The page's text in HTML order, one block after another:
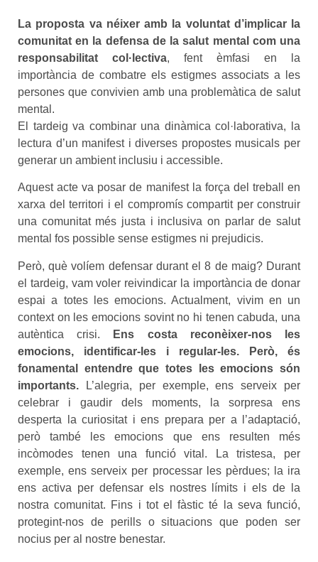
La proposta va néixer amb la voluntat d’implicar la
comunitat en la defensa de la salut mental com una
responsabilitat col·lectiva, fent èmfasi en la
importància de combatre els estigmes associats a les
persones que convivien amb una problemàtica de salut
mental.
El tardeig va combinar una dinàmica col·laborativa, la
lectura d’un manifest i diverses propostes musicals per
generar un ambient inclusiu i accessible.
Aquest acte va posar de manifest la força del treball en
xarxa del territori i el compromís compartit per construir
una comunitat més justa i inclusiva on parlar de salut
mental fos possible sense estigmes ni prejudicis.
Però, què volíem defensar durant el 8 de maig? Durant
el tardeig, vam voler reivindicar la importància de donar
espai a totes les emocions. Actualment, vivim en un
context on les emocions sovint no hi tenen cabuda, una
autèntica crisi.
Ens costa reconèixer-nos les
emocions, identificar-les i regular-les. Però, és
fonamental entendre que totes les emocions són
importants. L’alegria, per exemple, ens serveix per
celebrar i gaudir dels moments, la sorpresa ens
desperta la curiositat i ens prepara per a l’adaptació,
però també les emocions que ens resulten més
incòmodes tenen una funció vital. La tristesa, per
exemple, ens serveix per processar les pèrdues; la ira
ens activa per defensar els nostres límits i els de la
nostra comunitat. Fins i tot el fàstic té la seva funció,
protegint-nos de perills o situacions que poden ser
nocius per al nostre benestar.